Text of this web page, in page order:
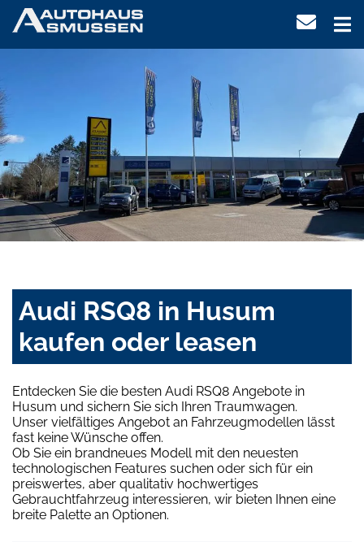
Audi RSQ8 in Husum
kaufen oder leasen
Entdecken Sie die besten Audi RSQ8 Angebote in
Husum und sichern Sie sich Ihren Traumwagen.
Unser vielfältiges Angebot an Fahrzeugmodellen lässt
fast keine Wünsche offen.
Ob Sie ein brandneues Modell mit den neuesten
technologischen Features suchen oder sich für ein
preiswertes, aber qualitativ hochwertiges
Gebrauchtfahrzeug interessieren, wir bieten Ihnen eine
breite Palette an Optionen.